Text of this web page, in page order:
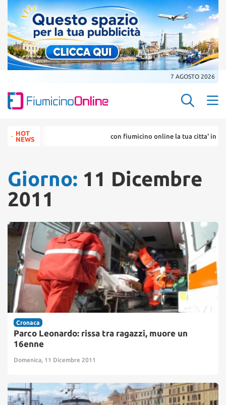
7 AGOSTO 2026
Search
for:HOT
NEWS
con fiumicino online la tua citta' in un
Giorno: 11 Dicembre
2011
Cronaca
Parco Leonardo: rissa tra ragazzi, muore un
16enne
Domenica, 11 Dicembre 2011